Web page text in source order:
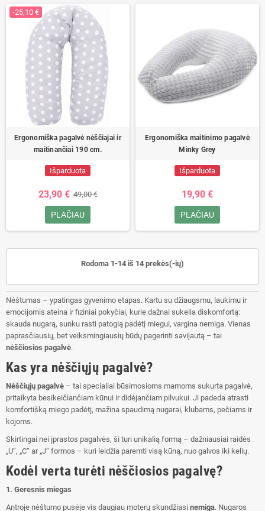
-25,10 €
Ergonomiška pagalvė nėščiajai ir
maitinančiai 190 cm.
Išparduota
23,90 € 49,00 €
PLAČIAU
Ergonomiška maitinimo pagalvė
Minky Grey
Išparduota
19,90 €
PLAČIAU
Rodoma 1-14 iš 14 prekės(-ių)
Nėštumas – ypatingas gyvenimo etapas. Kartu su džiaugsmu, laukimu ir
emocijomis ateina ir fiziniai pokyčiai, kurie dažnai sukelia diskomfortą:
skauda nugarą, sunku rasti patogią padėtį miegui, vargina nemiga. Vienas
paprasčiausių, bet veiksmingiausių būdų pagerinti savijautą – tai
nėščiosios pagalvė.
Kas yra nėščiųjų pagalvė?
Nėščiųjų pagalvė – tai specialiai būsimosioms mamoms sukurta pagalvė,
pritaikyta besikeičiančiam kūnui ir didėjančiam pilvukui. Ji padeda atrasti
komfortišką miego padėtį, mažina spaudimą nugarai, klubams, pečiams ir
kojoms.
Skirtingai nei įprastos pagalvės, ši turi unikalią formą – dažniausiai raidės
„U“, „C“ ar „J“ formos – kuri leidžia paremti visą kūną, nuo galvos iki kelių.
Kodėl verta turėti nėščiosios pagalvę?
1. Geresnis miegas
Antroje nėštumo pusėje vis daugiau moterų skundžiasi nemiga. Nugaros